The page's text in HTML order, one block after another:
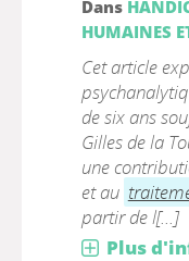
Dans
HUMAINES
Cet article
de six ans
Gilles de la
une
et au
partir de l[...]
Plus